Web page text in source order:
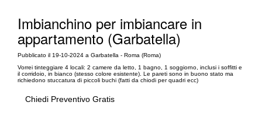
Imbianchino per imbiancare in
appartamento (Garbatella)
Pubblicato il 19-10-2024 a Garbatella - Roma (Roma)
Vorrei tinteggiare 4 locali: 2 camere da letto, 1 bagno, 1 soggiorno, inclusi i soffitti e
il corridoio, in bianco (stesso colore esistente). Le pareti sono in buono stato ma
richiedono stuccatura di piccoli buchi (fatti da chiodi per quadri ecc)
Chiedi Preventivo Gratis